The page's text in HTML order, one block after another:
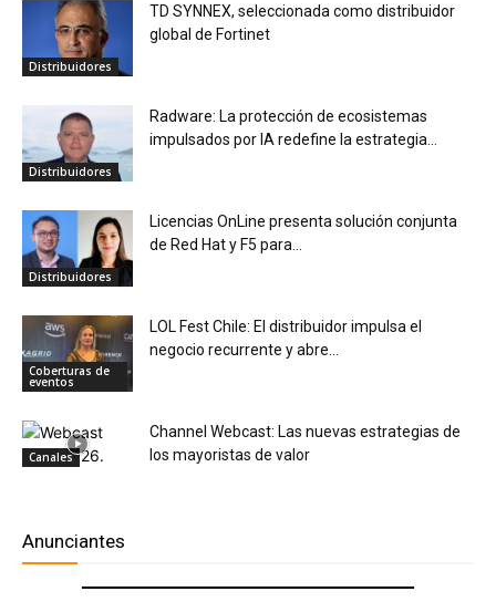
Distribuidores
TD SYNNEX, seleccionada como distribuidor
global de Fortinet
Distribuidores
Radware: La protección de ecosistemas
impulsados por IA redefine la estrategia...
Distribuidores
Licencias OnLine presenta solución conjunta
de Red Hat y F5 para...
Coberturas de
eventos
LOL Fest Chile: El distribuidor impulsa el
negocio recurrente y abre...
Canales
Channel Webcast: Las nuevas estrategias de
los mayoristas de valor
Anunciantes